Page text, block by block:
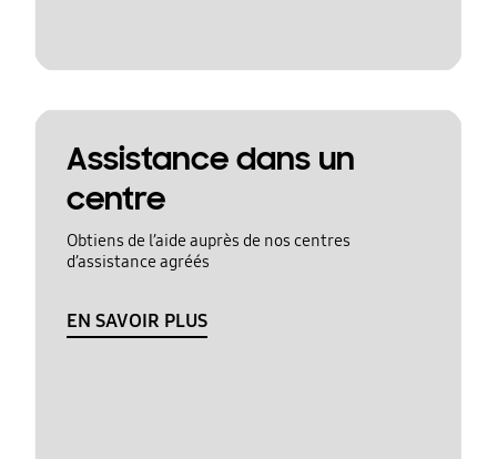
Assistance dans un
centre
Obtiens de l’aide auprès de nos centres
d’assistance agréés
EN SAVOIR PLUS